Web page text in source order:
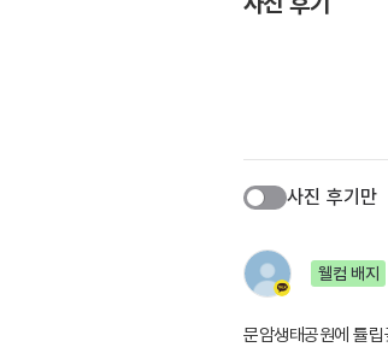
사진 후기만
웰컴 배지
문암생태공원에 튤